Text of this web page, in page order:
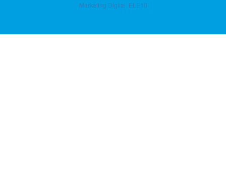
Marketing Digital: ELE10